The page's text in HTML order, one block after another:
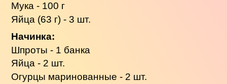
Мука - 100 г
Яйца (63 г) - 3 шт.
Начинка:
Шпроты - 1 банка
Яйца - 2 шт.
Огурцы маринованные - 2 шт.